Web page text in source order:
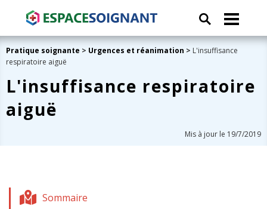
Pratique soignante > Urgences et réanimation > L'insuffisance
respiratoire aiguë
L'insuffisance respiratoire
aiguë
Mis à jour le 19/7/2019
Sommaire